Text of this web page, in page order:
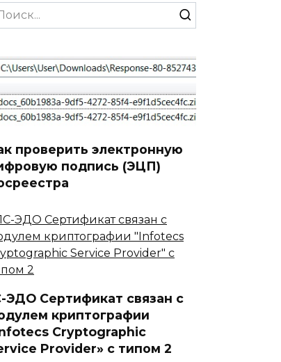
проверить электронную
подпись (ЭЦП)
ЭДО Сертификат связан с
криптографии
Cryptographic
Provider» с типом 2